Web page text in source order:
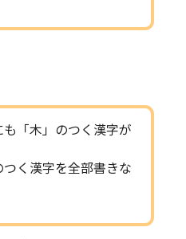
も「木」のつく漢字が
く漢字を全部書きな